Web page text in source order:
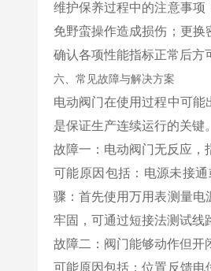
维护保养过程中的注意事项
免野蛮操作造成损伤；更换
确认各项性能指标正常后方
六、常见故障与解决方案
电动阀门在使用过程中可能
是保证生产连续运行的关键
故障一：电动阀门无反应，
可能原因包括：电源未接
骤：首先使用万用表测量电
牢固，可通过短接法测试线
故障二：阀门能够动作但开
可能原因包括：位置反馈电